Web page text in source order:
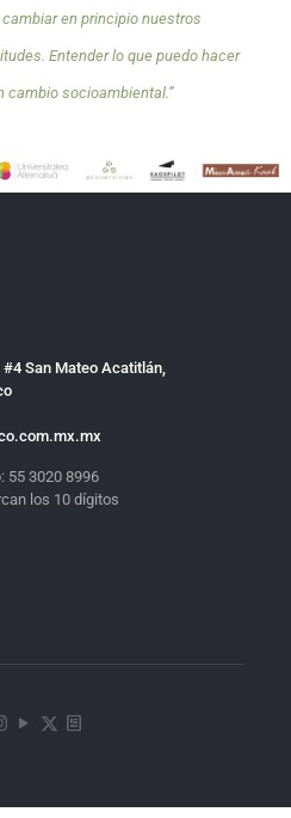
en principio nuestros
Entender lo que puedo hacer
cambio socioambiental.”
San Mateo Acatitlán,
55 3020 8996
los 10 dígitos